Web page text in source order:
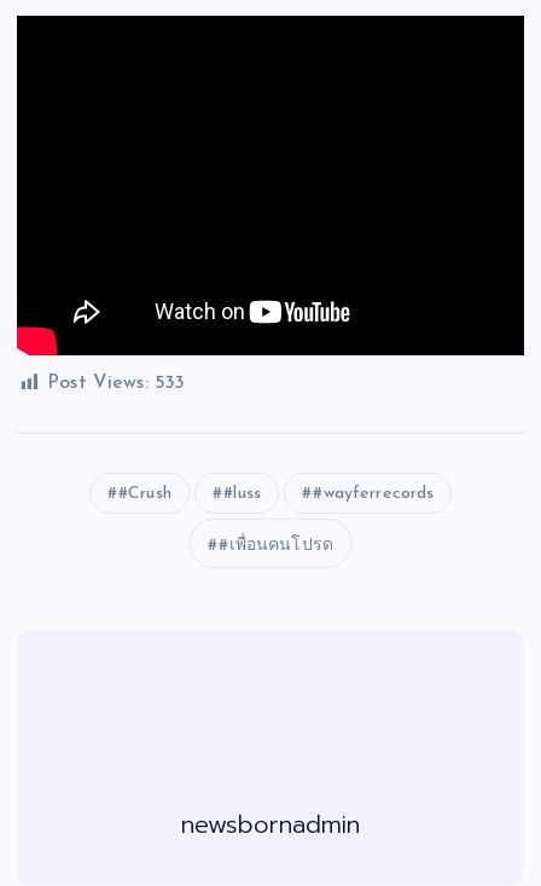
Post Views: 533
#Crush #luss #wayferrecords
#เพื่อนคนโปรด
newsbornadmin